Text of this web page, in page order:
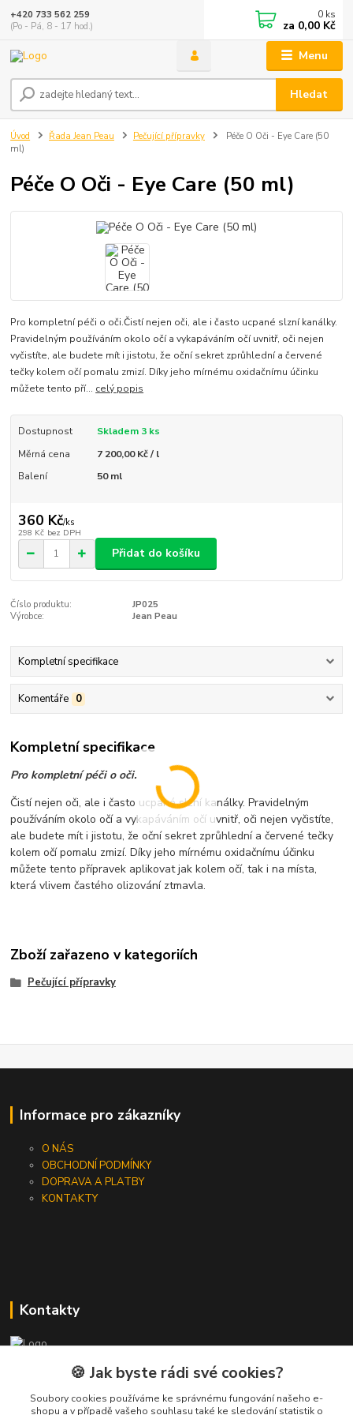
Menu
Hledat
+420 733 562 259
(Po - Pá, 8 - 17 hod.)
0 ks
za 0,00 Kč
Úvod Řada Jean Peau Pečující přípravky
Péče O Oči - Eye Care (50
ml)
Péče O Oči - Eye Care (50 ml)
Pro kompletní péči o oči.Čistí nejen oči, ale i často ucpané slzní kanálky.
Pravidelným používáním okolo očí a vykapáváním očí uvnitř, oči nejen
vyčistíte, ale budete mít i jistotu, že oční sekret zprůhlední a červené
tečky kolem očí pomalu zmizí. Díky jeho mírnému oxidačnímu účinku
můžete tento pří... celý popis
Dostupnost
Skladem 3 ks
Měrná cena
7 200,00 Kč / l
Balení
50 ml
360 Kč/ks
298 Kč bez DPH
Přidat do košíku
Číslo produktu:
JP025
Výrobce:
Jean Peau
Kompletní specifikace
Komentáře 0
Kompletní specifikace
Pro kompletní péči o oči.
Čistí nejen oči, ale i často ucpané slzní kanálky. Pravidelným
používáním okolo očí a vykapáváním očí uvnitř, oči nejen vyčistíte,
ale budete mít i jistotu, že oční sekret zprůhlední a červené tečky
kolem očí pomalu zmizí. Díky jeho mírnému oxidačnímu účinku
můžete tento přípravek aplikovat jak kolem očí, tak i na místa,
která vlivem častého olizování ztmavla.
Zboží zařazeno v kategoriích
Pečující přípravky
Informace pro zákazníky
O NÁS
OBCHODNÍ PODMÍNKY
DOPRAVA A PLATBY
KONTAKTY
Kontakty
+420 733 562 259
🍪 Jak byste rádi své cookies?
Soubory cookies používáme ke správnému fungování našeho e-
shopu a v případě vašeho souhlasu také ke sledování statistik o